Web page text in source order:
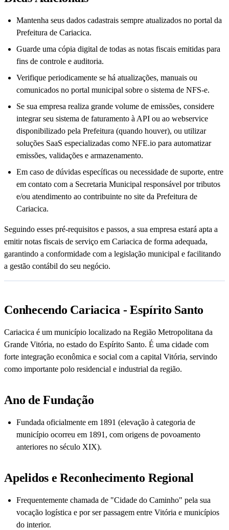
Mantenha seus dados cadastrais sempre atualizados no portal da
Prefeitura de Cariacica.
Guarde uma cópia digital de todas as notas fiscais emitidas para
fins de controle e auditoria.
Verifique periodicamente se há atualizações, manuais ou
comunicados no portal municipal sobre o sistema de NFS-e.
Se sua empresa realiza grande volume de emissões, considere
integrar seu sistema de faturamento à API ou ao webservice
disponibilizado pela Prefeitura (quando houver), ou utilizar
soluções SaaS especializadas como NFE.io para automatizar
emissões, validações e armazenamento.
Em caso de dúvidas específicas ou necessidade de suporte, entre
em contato com a Secretaria Municipal responsável por tributos
e/ou atendimento ao contribuinte no site da Prefeitura de
Cariacica.
Seguindo esses pré-requisitos e passos, a sua empresa estará apta a
emitir notas fiscais de serviço em Cariacica de forma adequada,
garantindo a conformidade com a legislação municipal e facilitando
a gestão contábil do seu negócio.
Conhecendo Cariacica - Espírito Santo
Cariacica é um município localizado na Região Metropolitana da
Grande Vitória, no estado do Espírito Santo. É uma cidade com
forte integração econômica e social com a capital Vitória, servindo
como importante polo residencial e industrial da região.
Ano de Fundação
Fundada oficialmente em 1891 (elevação à categoria de
município ocorreu em 1891, com origens de povoamento
anteriores no século XIX).
Apelidos e Reconhecimento Regional
Frequentemente chamada de "Cidade do Caminho" pela sua
vocação logística e por ser passagem entre Vitória e municípios
do interior.